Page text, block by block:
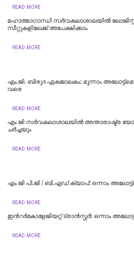
READ MORE
മഹാത്മാഗാന്ധി സര്‍വകലാശാലയില്‍
സീറ്റുകളിലേക്ക് അപേക്ഷിക്കാം
READ MORE
എം.ജി. ബിരുദ ഏകജാലകം: മൂന്നാം
വരെ
READ MORE
എം ജി സർവകലാശാലയിൽ അന്താരാഷ്ട്ര
ച‍ർച്ചയും
READ MORE
എം ജി പി.ജി / ബി.എഡ് ക്യാപ്: ഒന്നാം
READ MORE
ഇന്‍റര്‍കോളേജിയറ്റ് ട്രാന്‍സ്ഫര്‍: ഒന്നാം
READ MORE